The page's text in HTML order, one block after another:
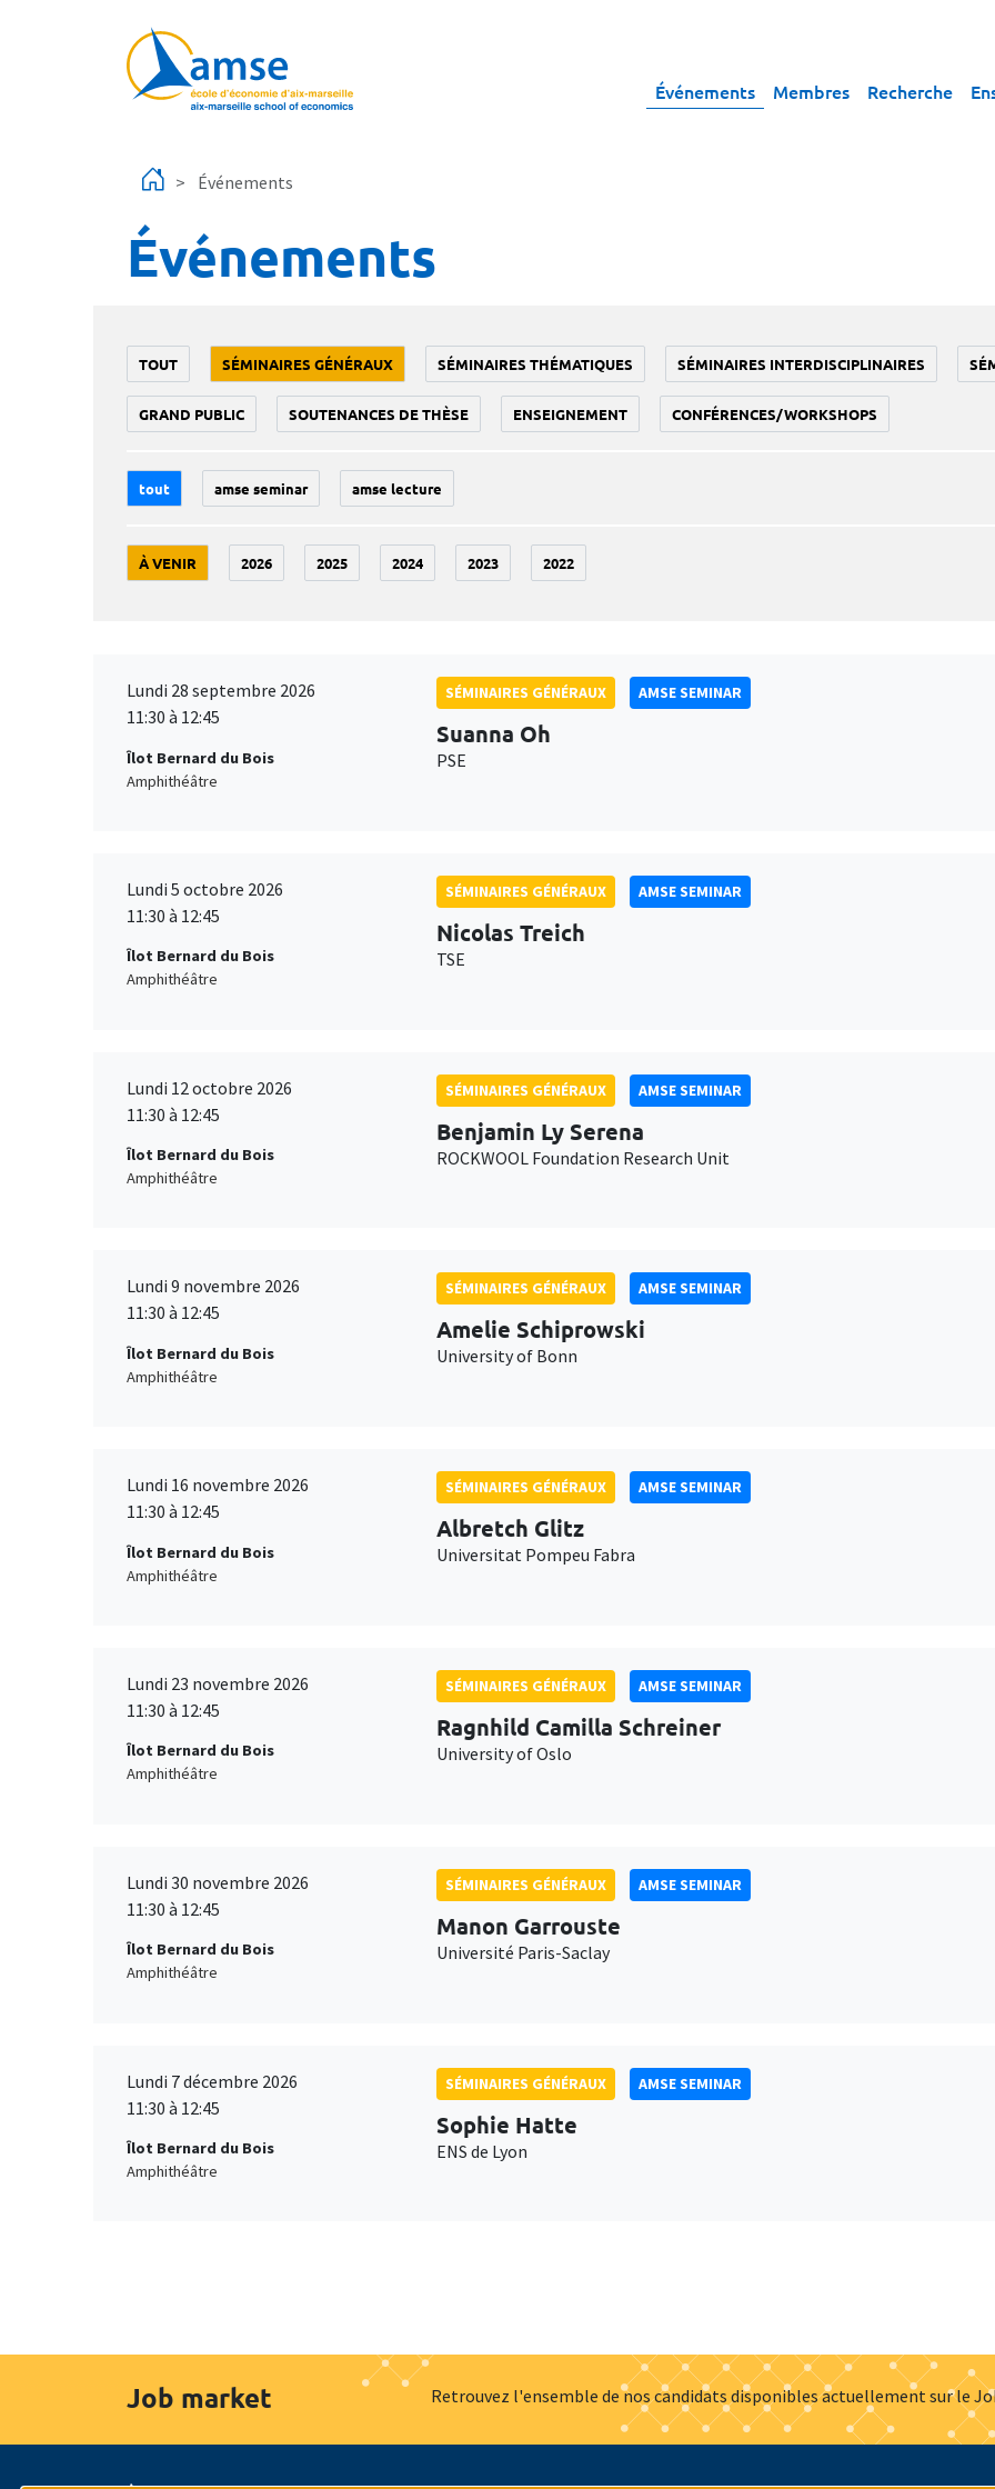
Événements Membres Recherche
Événements
Événements
TOUT SÉMINAIRES GÉNÉRAUX SÉMINAIRES THÉMATIQUES SÉMINAIRES INTERDISCIPLINAIRES
GRAND PUBLIC SOUTENANCES DE THÈSE ENSEIGNEMENT CONFÉRENCES/WORKSHOPS
tout amse seminar amse lecture
À VENIR 2026 2025 2024 2023 2022
Lundi 28 septembre 2026
11:30 à 12:45
Îlot Bernard du Bois
Amphithéâtre
SÉMINAIRES GÉNÉRAUX AMSE SEMINAR
Suanna Oh
PSE
Lundi 5 octobre 2026
11:30 à 12:45
Îlot Bernard du Bois
Amphithéâtre
SÉMINAIRES GÉNÉRAUX AMSE SEMINAR
Nicolas Treich
TSE
Lundi 12 octobre 2026
11:30 à 12:45
Îlot Bernard du Bois
Amphithéâtre
SÉMINAIRES GÉNÉRAUX AMSE SEMINAR
Benjamin Ly Serena
ROCKWOOL Foundation Research Unit
Lundi 9 novembre 2026
11:30 à 12:45
Îlot Bernard du Bois
Amphithéâtre
SÉMINAIRES GÉNÉRAUX AMSE SEMINAR
Amelie Schiprowski
University of Bonn
Lundi 16 novembre 2026
11:30 à 12:45
Îlot Bernard du Bois
Amphithéâtre
SÉMINAIRES GÉNÉRAUX AMSE SEMINAR
Albretch Glitz
Universitat Pompeu Fabra
Lundi 23 novembre 2026
11:30 à 12:45
Îlot Bernard du Bois
Amphithéâtre
SÉMINAIRES GÉNÉRAUX AMSE SEMINAR
Ragnhild Camilla Schreiner
University of Oslo
Lundi 30 novembre 2026
11:30 à 12:45
Îlot Bernard du Bois
Amphithéâtre
SÉMINAIRES GÉNÉRAUX AMSE SEMINAR
Manon Garrouste
Université Paris-Saclay
Lundi 7 décembre 2026
11:30 à 12:45
Îlot Bernard du Bois
Amphithéâtre
SÉMINAIRES GÉNÉRAUX AMSE SEMINAR
Sophie Hatte
ENS de Lyon
Job market Retrouvez l'ensemble de nos candidats disponibles actuellement sur le